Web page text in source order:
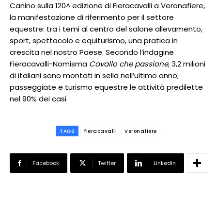
Canino sulla 120^ edizione di Fieracavalli a Veronafiere,
la manifestazione di riferimento per il settore
equestre: tra i temi al centro del salone allevamento,
sport, spettacolo e equiturismo, una pratica in
crescita nel nostro Paese. Secondo l’indagine
Fieracavalli-Nomisma Cavallo che passione, 3,2 milioni
di italiani sono montati in sella nell’ultimo anno;
passeggiate e turismo equestre le attività predilette
nel 90% dei casi.
TAGS fieracavalli Veronafiere
Facebook Twitter Linkedin